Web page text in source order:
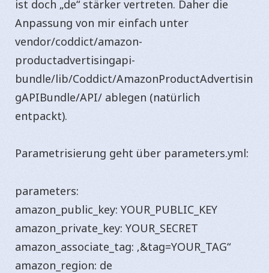
ist doch „de“ stärker vertreten. Daher die
Anpassung von mir einfach unter
vendor/coddict/amazon-
productadvertisingapi-
bundle/lib/Coddict/AmazonProductAdvertisin
gAPIBundle/API/ ablegen (natürlich
entpackt).
Parametrisierung geht über parameters.yml:
parameters:
amazon_public_key: YOUR_PUBLIC_KEY
amazon_private_key: YOUR_SECRET
amazon_associate_tag: ‚&tag=YOUR_TAG“
amazon_region: de